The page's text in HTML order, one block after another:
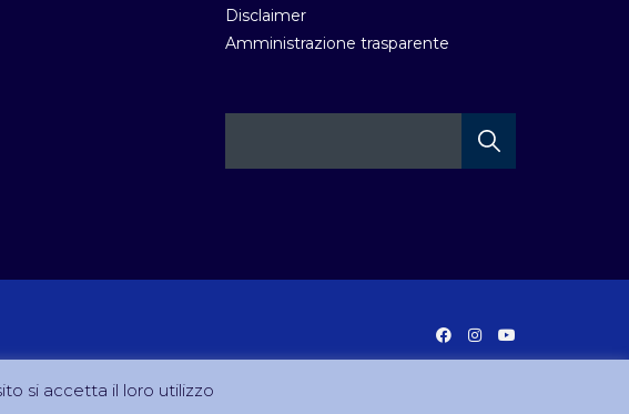
Disclaimer
Amministrazione trasparente
si accetta il loro utilizzo